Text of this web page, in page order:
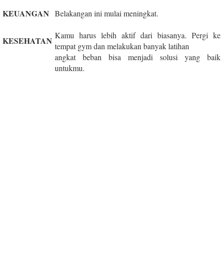
KEUANGAN Belakangan ini mulai meningkat.
KESEHATAN Kamu harus lebih aktif dari biasanya. Pergi ke
tempat gym dan melakukan banyak latihan
angkat beban bisa menjadi solusi yang baik
untukmu.